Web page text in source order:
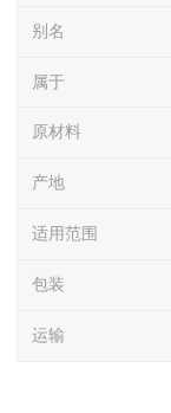
别名
属于
原材料
产地
适用范围
包装
运输